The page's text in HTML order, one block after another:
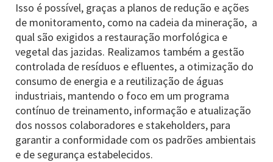
Isso é possível, graças a planos de redução e ações
de monitoramento, como na cadeia da mineração, a
qual são exigidos a restauração morfológica e
vegetal das jazidas. Realizamos também a gestão
controlada de resíduos e efluentes, a otimização do
consumo de energia e a reutilização de águas
industriais, mantendo o foco em um programa
contínuo de treinamento, informação e atualização
dos nossos colaboradores e stakeholders, para
garantir a conformidade com os padrões ambientais
e de segurança estabelecidos.